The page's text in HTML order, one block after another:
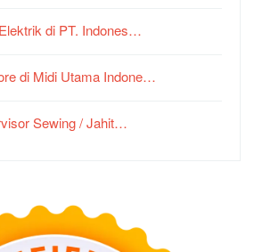
di PT. Indones…
di Midi Utama Indone…
Sewing / Jahit…